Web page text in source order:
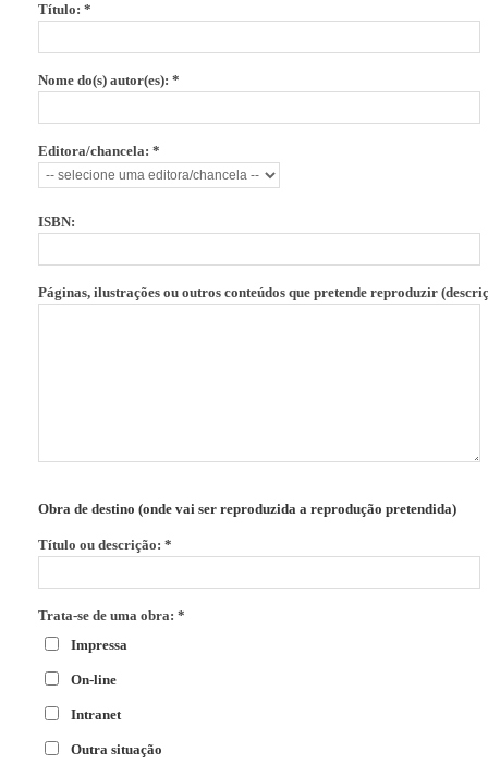
Título: *
Nome do(s) autor(es): *
Editora/chancela: *
ISBN:
Páginas, ilustrações ou outros conteúdos que pretende reproduzir
Obra de destino (onde vai ser reproduzida a reprodução pretendida)
Título ou descrição: *
Trata-se de uma obra: *
Impressa
On-line
Intranet
Outra situação